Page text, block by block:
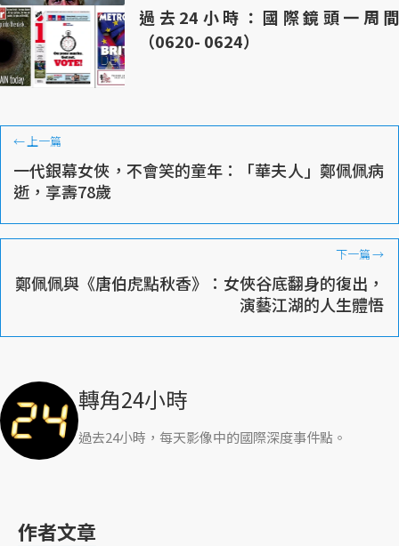
過去24小時：國際鏡頭一周間
（0620- 0624）
← 上一篇
一代銀幕女俠，不會笑的童年：「華夫人」鄭佩佩病
逝，享壽78歲
下一篇→
鄭佩佩與《唐伯虎點秋香》：女俠谷底翻身的復出，
演藝江湖的人生體悟
轉角24小時
過去24小時，每天影像中的國際深度事件點。
作者文章